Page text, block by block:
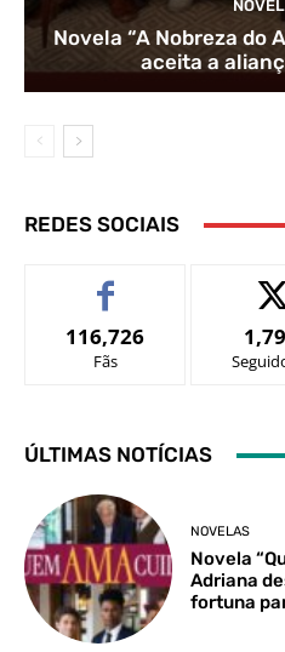
Novela “A Nobreza do
aceita a
REDES SOCIAIS
116,726
Fãs
ÚLTIMAS NOTÍCIAS
NOVELAS
Novela
Adriana
fortuna